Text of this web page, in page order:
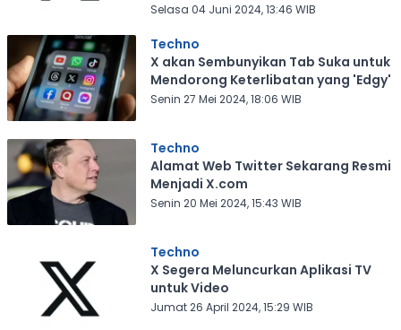
Selasa 04 Juni 2024, 13:46 WIB
Techno
X akan Sembunyikan Tab Suka untuk
Mendorong Keterlibatan yang 'Edgy'
Senin 27 Mei 2024, 18:06 WIB
Techno
Alamat Web Twitter Sekarang Resmi
Menjadi X.com
Senin 20 Mei 2024, 15:43 WIB
Techno
X Segera Meluncurkan Aplikasi TV
untuk Video
Jumat 26 April 2024, 15:29 WIB